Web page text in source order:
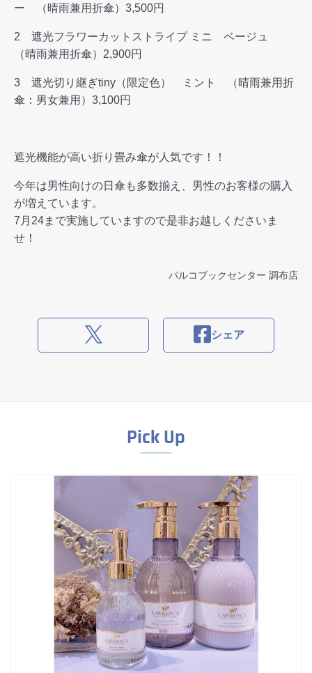
ー （晴雨兼用折傘）3,500円
2 遮光フラワーカットストライプ ミニ ベージュ
（晴雨兼用折傘）2,900円
3 遮光切り継ぎtiny（限定色） ミント （晴雨兼用折
傘：男女兼用）3,100円
遮光機能が高い折り畳み傘が人気です！！
今年は男性向けの日傘も多数揃え、男性のお客様の購入
が増えています。
7月24まで実施していますので是非お越しくださいま
せ！
パルコブックセンター 調布店
シェア
Pick Up